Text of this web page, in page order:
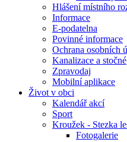
Hlášení místního
Informace
E-podatelna
Povinné informace
Ochrana osobních
Kanalizace a stočné
Zpravodaj
Mobilní aplikace
Život v obci
Kalendář akcí
Sport
Kroužek - Stezka
Fotogalerie